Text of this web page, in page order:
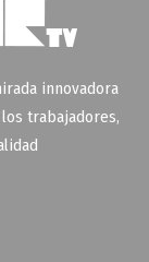
innovadora
trabajadores,